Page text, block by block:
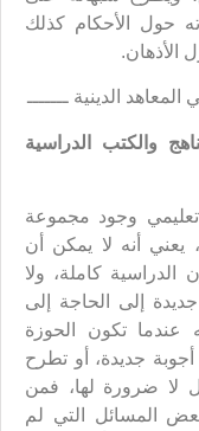
حول الأحكام كذلك
الأذهان.
الدينية ـــــــ
والكتب الدراسية
وجود مجموعة
يعني أنه لا يمكن أن
كاملة، ولا
إلى الحاجة إلى
عندما تكون الحوزة
جديدة، أو تطرح
لا ضرورة لها، فمن
المسائل التي لم